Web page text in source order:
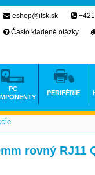
rovný RJ11
eshop@itsk.sk
Často kladené otázky
PC
PERIFÉRIE